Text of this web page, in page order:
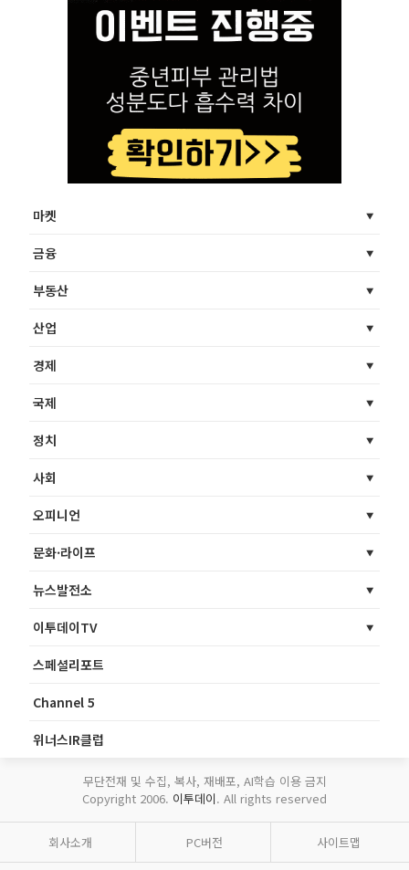
마켓
금융
부동산
산업
경제
국제
정치
사회
오피니언
문화·라이프
뉴스발전소
이투데이TV
스페셜리포트
Channel 5
위너스IR클럽
무단전재 및 수집, 복사, 재배포, AI학습 이용 금지
Copyright 2006. 이투데이. All rights reserved
회사소개 PC버전 사이트맵